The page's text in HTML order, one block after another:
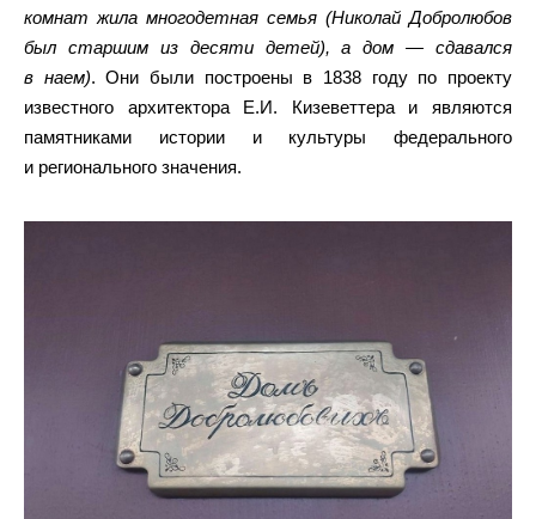
комнат жила многодетная семья (Николай Добролюбов
был старшим из десяти детей), а дом — сдавался
в наем). Они были построены в 1838 году по проекту
известного архитектора Е.И. Кизеветтера и являются
памятниками истории и культуры федерального
и регионального значения.